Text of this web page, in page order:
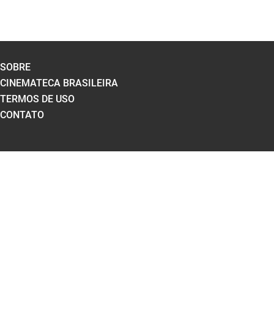
SOBRE
CINEMATECA BRASILEIRA
TERMOS DE USO
CONTATO